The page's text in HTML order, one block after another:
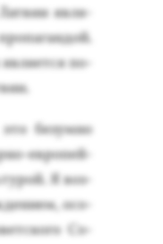
яв­ля­
по­
бе­зум­но
ев­ро­пей­
Я воз­
осо­
Со­